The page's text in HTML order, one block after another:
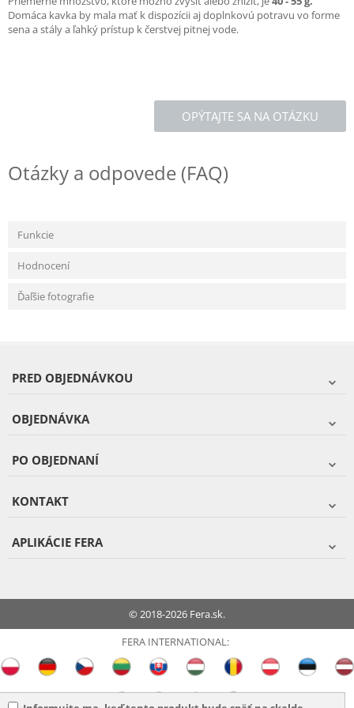
Domáca kavka by mala mať k dispozícii aj doplnkovú potravu vo forme
sena a stály a ľahký prístup k čerstvej pitnej vode.
OPÝTAJTE SA NA OTÁZKU
Otázky a odpovede (FAQ)
Funkcie
Hodnocení
Ďaľšie fotografie
PRED OBJEDNÁVKOU
OBJEDNÁVKA
PO OBJEDNANÍ
KONTAKT
APLIKÁCIE FERA
© 2018-2026 Fera.sk.
FERA INTERNATIONAL: